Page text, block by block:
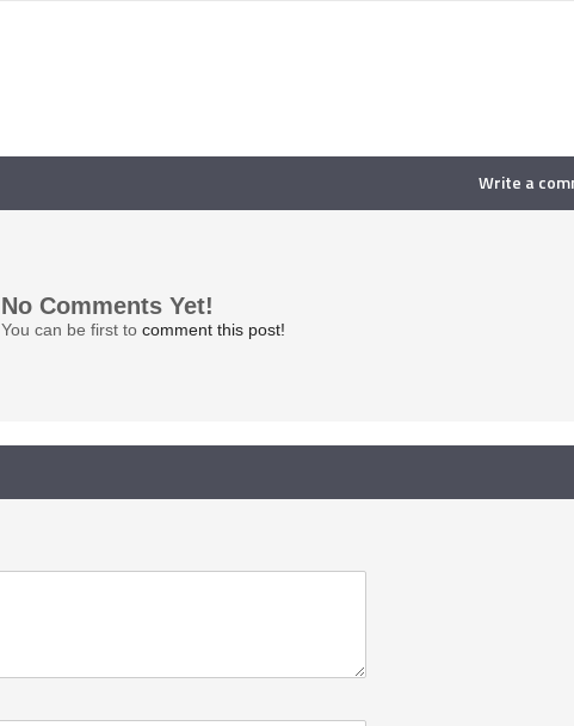
Write a
No Comments Yet!
You can be first to comment this post!